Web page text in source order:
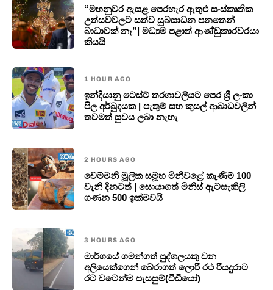
“මහනුවර ඇසළ පෙරහැර ඇතුළු සංස්කෘතික
උත්සවවලට සත්ව සුබසාධන පනතෙන්
බාධාවක් නෑ”| මධ්‍යම පළාත් ආණ්ඩුකාරවරයා
කියයි
1 HOUR AGO
ඉන්දියානු ටෙස්ට් තරගාවලියට පෙර ශ්‍රී ලංකා
පිල අර්බුදයක | පැතුම් සහ කුසල් ආබාධවලින්
තවමත් සුවය ලබා නැහැ
2 HOURS AGO
චෙම්මනි මූලික සමූහ මිනීවළේ කැණීම් 100
වැනි දිනටත් | සොයාගත් මිනිස් ඇටසැකිලි
ගණන 500 ඉක්මවයි
3 HOURS AGO
මාර්ගයේ ගමන්ගත් පුද්ගලයකු වන
අලියෙක්ගෙන් බේරාගත් ලොරි රථ රියදුරාට
රට වටෙන්ම පැසසුම්(වීඩියෝ)